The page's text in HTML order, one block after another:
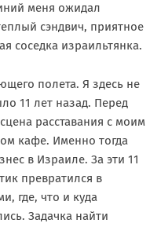
меня ожидал
сэндвич, приятное
соседка израильтянка.
полета. Я здесь не
11 лет назад. Перед
расставания с моим
кафе. Именно тогда
в Израиле. За эти 11
превратился в
где, что и куда
Задачка найти